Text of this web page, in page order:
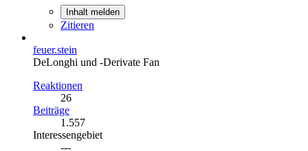
Inhalt melden
Zitieren
feuer.stein
DeLonghi und -Derivate Fan
Reaktionen
26
Beiträge
1.557
Interessengebiet
---